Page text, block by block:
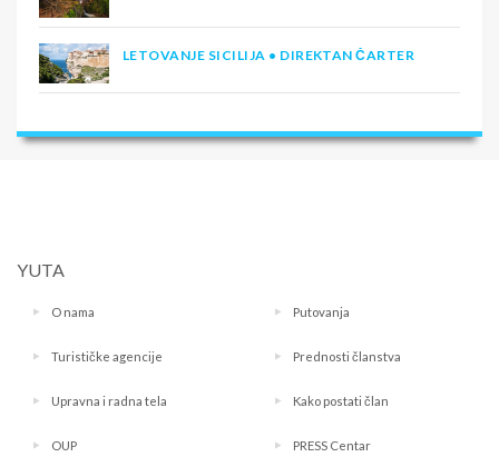
LETOVANJE SICILIJA • DIREKTAN ČARTER
YUTA
O nama Putovanja
Turističke agencije Prednosti članstva
Upravna i radna tela Kako postati član
OUP PRESS Centar